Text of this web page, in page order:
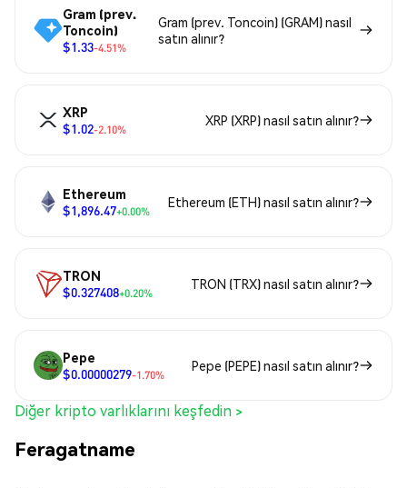
Gram (prev.
Toncoin)
$1.33-4.51%
Gram (prev. Toncoin) (GRAM) nasıl
satın alınır?
XRP
$1.02-2.10%
XRP (XRP) nasıl satın alınır?
Ethereum
$1,896.47+0.00%
Ethereum (ETH) nasıl satın alınır?
TRON
$0.327408+0.20%
TRON (TRX) nasıl satın alınır?
Pepe
$0.00000279-1.70%
Pepe (PEPE) nasıl satın alınır?
Diğer kripto varlıklarını keşfedin >
Feragatname